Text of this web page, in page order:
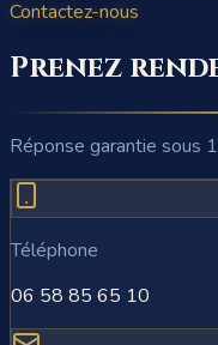
Contactez-nous
Prenez
Réponse garantie sous
Téléphone
06 58 85 65 10